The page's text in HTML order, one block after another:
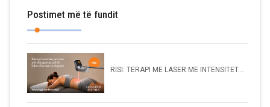
Postimet më të fundit
RISI: TERAPI ME LASER ME INTENSITET...